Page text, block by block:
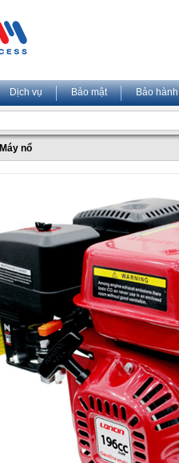
Dịch vụ Bảo mật Bảo hành
Máy nổ